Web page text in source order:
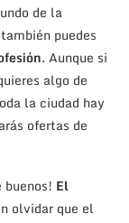
de la
puedes
. Aunque si
algo de
la ciudad hay
ofertas de
buenos! El
olvidar que el